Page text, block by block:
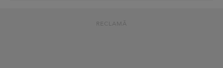
RECLAMĂ